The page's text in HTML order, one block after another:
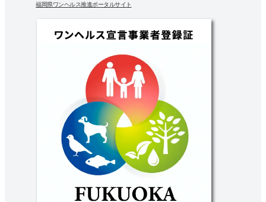
福岡県ワンヘルス推進ポータルサイト